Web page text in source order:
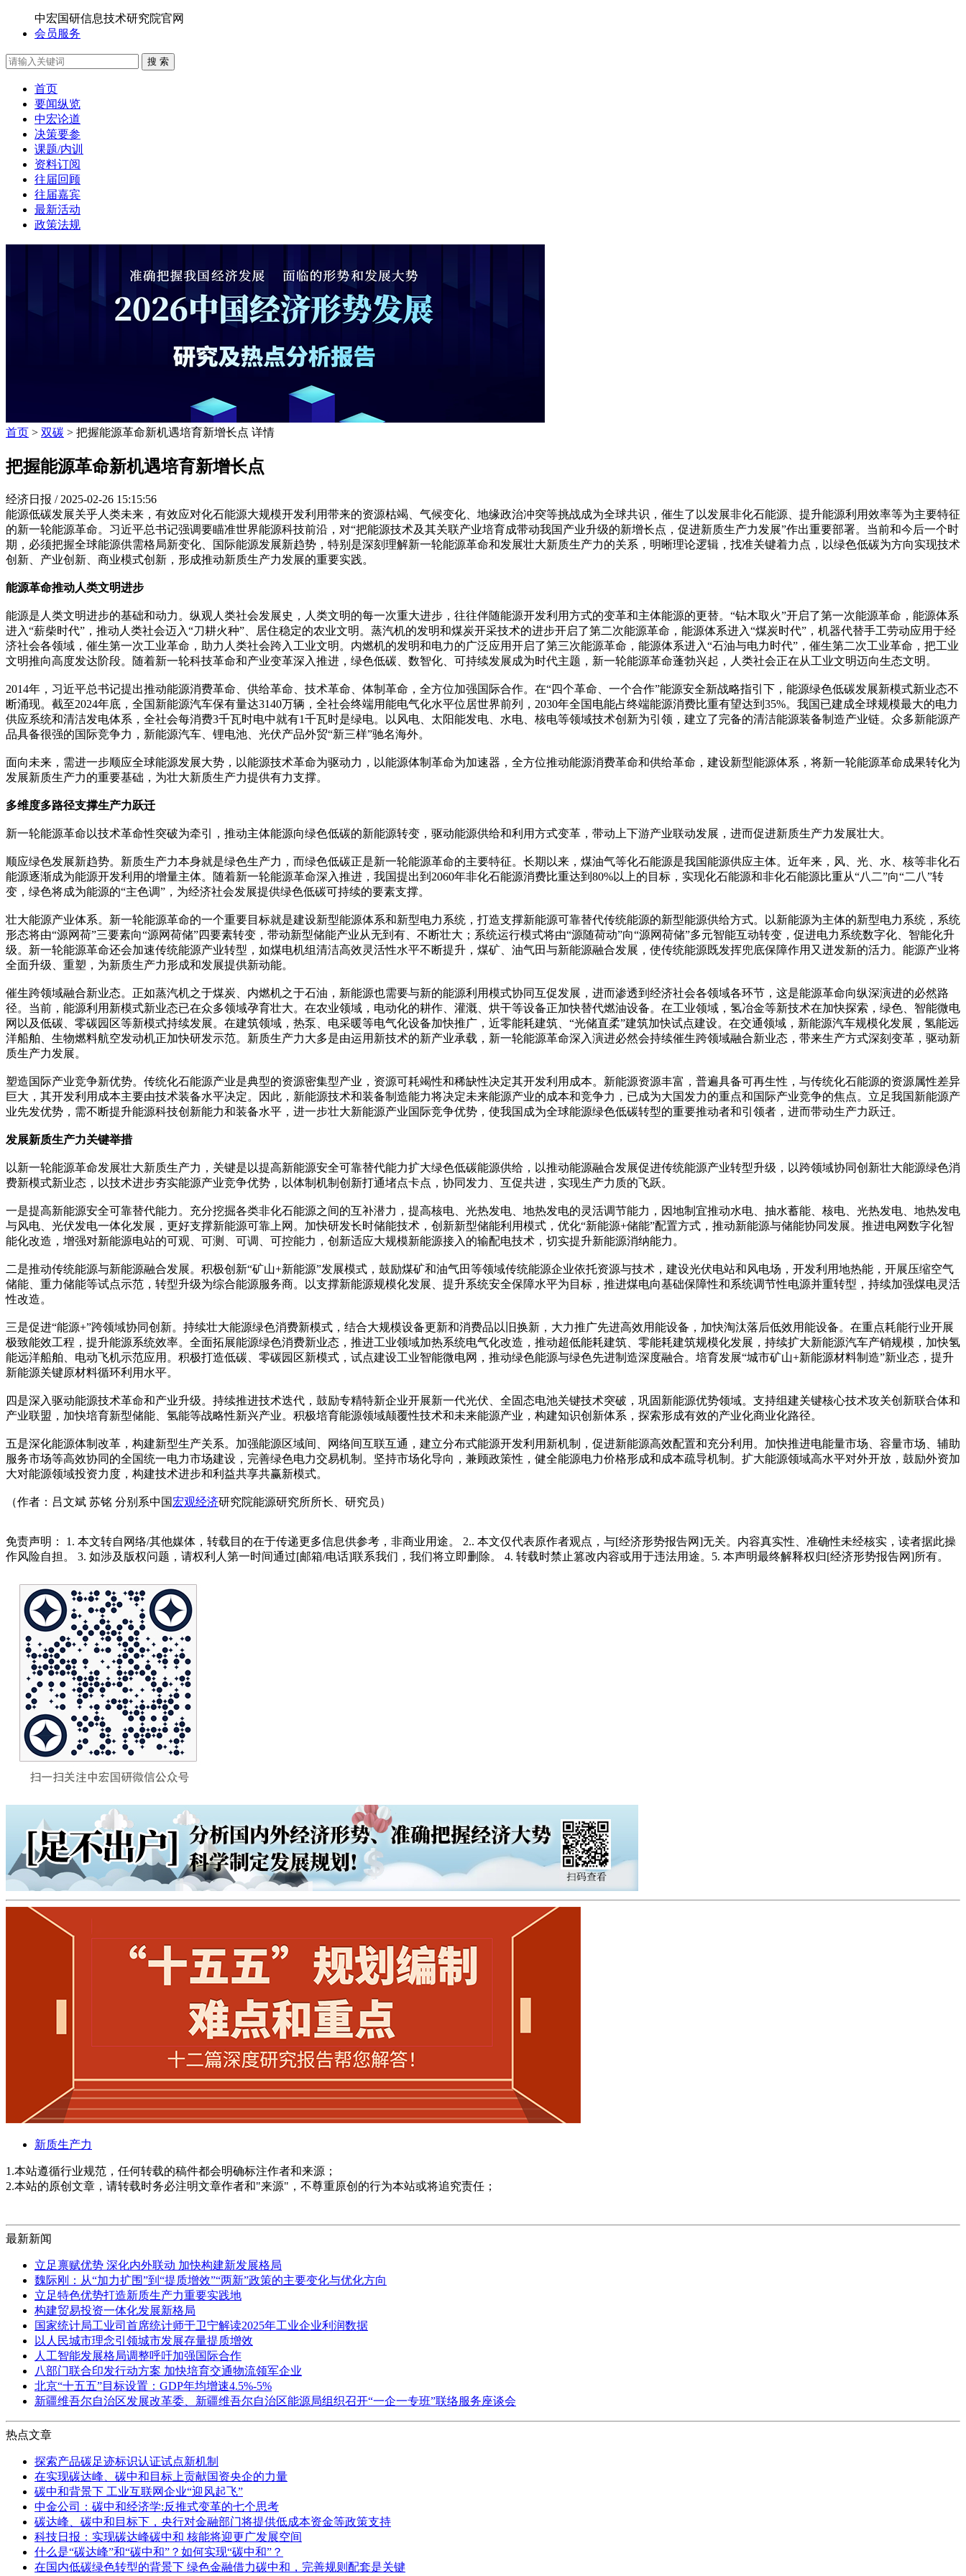
中宏国研信息技术研究院官网
会员服务
搜 索
首页
要闻纵览
中宏论道
决策要参
课题/内训
资料订阅
往届回顾
往届嘉宾
最新活动
政策法规
首页 > 双碳 > 把握能源革命新机遇培育新增长点 详情
把握能源革命新机遇培育新增长点
经济日报 / 2025-02-26 15:15:56
能源低碳发展关乎人类未来，有效应对化石能源大规模开发利用带来的资源枯竭、气候变化、地缘政治冲突等挑战成为全球共识，催生了以发展非化石能源、提升能源利用效率等为主要特征
的新一轮能源革命。习近平总书记强调要瞄准世界能源科技前沿，对“把能源技术及其关联产业培育成带动我国产业升级的新增长点，促进新质生产力发展”作出重要部署。当前和今后一个时
期，必须把握全球能源供需格局新变化、国际能源发展新趋势，特别是深刻理解新一轮能源革命和发展壮大新质生产力的关系，明晰理论逻辑，找准关键着力点，以绿色低碳为方向实现技术
创新、产业创新、商业模式创新，形成推动新质生产力发展的重要实践。
能源革命推动人类文明进步
能源是人类文明进步的基础和动力。纵观人类社会发展史，人类文明的每一次重大进步，往往伴随能源开发利用方式的变革和主体能源的更替。“钻木取火”开启了第一次能源革命，能源体系
进入“薪柴时代”，推动人类社会迈入“刀耕火种”、居住稳定的农业文明。蒸汽机的发明和煤炭开采技术的进步开启了第二次能源革命，能源体系进入“煤炭时代”，机器代替手工劳动应用于经
济社会各领域，催生第一次工业革命，助力人类社会跨入工业文明。内燃机的发明和电力的广泛应用开启了第三次能源革命，能源体系进入“石油与电力时代”，催生第二次工业革命，把工业
文明推向高度发达阶段。随着新一轮科技革命和产业变革深入推进，绿色低碳、数智化、可持续发展成为时代主题，新一轮能源革命蓬勃兴起，人类社会正在从工业文明迈向生态文明。
2014年，习近平总书记提出推动能源消费革命、供给革命、技术革命、体制革命，全方位加强国际合作。在“四个革命、一个合作”能源安全新战略指引下，能源绿色低碳发展新模式新业态不
断涌现。截至2024年底，全国新能源汽车保有量达3140万辆，全社会终端用能电气化水平位居世界前列，2030年全国电能占终端能源消费比重有望达到35%。我国已建成全球规模最大的电力
供应系统和清洁发电体系，全社会每消费3千瓦时电中就有1千瓦时是绿电。以风电、太阳能发电、水电、核电等领域技术创新为引领，建立了完备的清洁能源装备制造产业链。众多新能源产
品具备很强的国际竞争力，新能源汽车、锂电池、光伏产品外贸“新三样”驰名海外。
面向未来，需进一步顺应全球能源发展大势，以能源技术革命为驱动力，以能源体制革命为加速器，全方位推动能源消费革命和供给革命，建设新型能源体系，将新一轮能源革命成果转化为
发展新质生产力的重要基础，为壮大新质生产力提供有力支撑。
多维度多路径支撑生产力跃迁
新一轮能源革命以技术革命性突破为牵引，推动主体能源向绿色低碳的新能源转变，驱动能源供给和利用方式变革，带动上下游产业联动发展，进而促进新质生产力发展壮大。
顺应绿色发展新趋势。新质生产力本身就是绿色生产力，而绿色低碳正是新一轮能源革命的主要特征。长期以来，煤油气等化石能源是我国能源供应主体。近年来，风、光、水、核等非化石
能源逐渐成为能源开发利用的增量主体。随着新一轮能源革命深入推进，我国提出到2060年非化石能源消费比重达到80%以上的目标，实现化石能源和非化石能源比重从“八二”向“二八”转
变，绿色将成为能源的“主色调”，为经济社会发展提供绿色低碳可持续的要素支撑。
壮大能源产业体系。新一轮能源革命的一个重要目标就是建设新型能源体系和新型电力系统，打造支撑新能源可靠替代传统能源的新型能源供给方式。以新能源为主体的新型电力系统，系统
形态将由“源网荷”三要素向“源网荷储”四要素转变，带动新型储能产业从无到有、不断壮大；系统运行模式将由“源随荷动”向“源网荷储”多元智能互动转变，促进电力系统数字化、智能化升
级。新一轮能源革命还会加速传统能源产业转型，如煤电机组清洁高效灵活性水平不断提升，煤矿、油气田与新能源融合发展，使传统能源既发挥兜底保障作用又迸发新的活力。能源产业将
全面升级、重塑，为新质生产力形成和发展提供新动能。
催生跨领域融合新业态。正如蒸汽机之于煤炭、内燃机之于石油，新能源也需要与新的能源利用模式协同互促发展，进而渗透到经济社会各领域各环节，这是能源革命向纵深演进的必然路
径。当前，能源利用新模式新业态已在众多领域孕育壮大。在农业领域，电动化的耕作、灌溉、烘干等设备正加快替代燃油设备。在工业领域，氢冶金等新技术在加快探索，绿色、智能微电
网以及低碳、零碳园区等新模式持续发展。在建筑领域，热泵、电采暖等电气化设备加快推广，近零能耗建筑、“光储直柔”建筑加快试点建设。在交通领域，新能源汽车规模化发展，氢能远
洋船舶、生物燃料航空发动机正加快研发示范。新质生产力大多是由运用新技术的新产业承载，新一轮能源革命深入演进必然会持续催生跨领域融合新业态，带来生产方式深刻变革，驱动新
质生产力发展。
塑造国际产业竞争新优势。传统化石能源产业是典型的资源密集型产业，资源可耗竭性和稀缺性决定其开发利用成本。新能源资源丰富，普遍具备可再生性，与传统化石能源的资源属性差异
巨大，其开发利用成本主要由技术装备水平决定。因此，新能源技术和装备制造能力将决定未来能源产业的成本和竞争力，已成为大国发力的重点和国际产业竞争的焦点。立足我国新能源产
业先发优势，需不断提升能源科技创新能力和装备水平，进一步壮大新能源产业国际竞争优势，使我国成为全球能源绿色低碳转型的重要推动者和引领者，进而带动生产力跃迁。
发展新质生产力关键举措
以新一轮能源革命发展壮大新质生产力，关键是以提高新能源安全可靠替代能力扩大绿色低碳能源供给，以推动能源融合发展促进传统能源产业转型升级，以跨领域协同创新壮大能源绿色消
费新模式新业态，以技术进步夯实能源产业竞争优势，以体制机制创新打通堵点卡点，协同发力、互促共进，实现生产力质的飞跃。
一是提高新能源安全可靠替代能力。充分挖掘各类非化石能源之间的互补潜力，提高核电、光热发电、地热发电的灵活调节能力，因地制宜推动水电、抽水蓄能、核电、光热发电、地热发电
与风电、光伏发电一体化发展，更好支撑新能源可靠上网。加快研发长时储能技术，创新新型储能利用模式，优化“新能源+储能”配置方式，推动新能源与储能协同发展。推进电网数字化智
能化改造，增强对新能源电站的可观、可测、可调、可控能力，创新适应大规模新能源接入的输配电技术，切实提升新能源消纳能力。
二是推动传统能源与新能源融合发展。积极创新“矿山+新能源”发展模式，鼓励煤矿和油气田等领域传统能源企业依托资源与技术，建设光伏电站和风电场，开发利用地热能，开展压缩空气
储能、重力储能等试点示范，转型升级为综合能源服务商。以支撑新能源规模化发展、提升系统安全保障水平为目标，推进煤电向基础保障性和系统调节性电源并重转型，持续加强煤电灵活
性改造。
三是促进“能源+”跨领域协同创新。持续壮大能源绿色消费新模式，结合大规模设备更新和消费品以旧换新，大力推广先进高效用能设备，加快淘汰落后低效用能设备。在重点耗能行业开展
极致能效工程，提升能源系统效率。全面拓展能源绿色消费新业态，推进工业领域加热系统电气化改造，推动超低能耗建筑、零能耗建筑规模化发展，持续扩大新能源汽车产销规模，加快氢
能远洋船舶、电动飞机示范应用。积极打造低碳、零碳园区新模式，试点建设工业智能微电网，推动绿色能源与绿色先进制造深度融合。培育发展“城市矿山+新能源材料制造”新业态，提升
新能源关键原材料循环利用水平。
四是深入驱动能源技术革命和产业升级。持续推进技术迭代，鼓励专精特新企业开展新一代光伏、全固态电池关键技术突破，巩固新能源优势领域。支持组建关键核心技术攻关创新联合体和
产业联盟，加快培育新型储能、氢能等战略性新兴产业。积极培育能源领域颠覆性技术和未来能源产业，构建知识创新体系，探索形成有效的产业化商业化路径。
五是深化能源体制改革，构建新型生产关系。加强能源区域间、网络间互联互通，建立分布式能源开发利用新机制，促进新能源高效配置和充分利用。加快推进电能量市场、容量市场、辅助
服务市场等高效协同的全国统一电力市场建设，完善绿色电力交易机制。坚持市场化导向，兼顾政策性，健全能源电力价格形成和成本疏导机制。扩大能源领域高水平对外开放，鼓励外资加
大对能源领域投资力度，构建技术进步和利益共享共赢新模式。
（作者：吕文斌 苏铭 分别系中国宏观经济研究院能源研究所所长、研究员）
免责声明： 1. 本文转自网络/其他媒体，转载目的在于传递更多信息供参考，非商业用途。 2.. 本文仅代表原作者观点，与[经济形势报告网]无关。内容真实性、准确性未经核实，读者据此操
作风险自担。 3. 如涉及版权问题，请权利人第一时间通过[邮箱/电话]联系我们，我们将立即删除。 4. 转载时禁止篡改内容或用于违法用途。5. 本声明最终解释权归[经济形势报告网]所有。
新质生产力
1.本站遵循行业规范，任何转载的稿件都会明确标注作者和来源；
2.本站的原创文章，请转载时务必注明文章作者和"来源"，不尊重原创的行为本站或将追究责任；
最新新闻
立足禀赋优势 深化内外联动 加快构建新发展格局
魏际刚：从“加力扩围”到“提质增效”“两新”政策的主要变化与优化方向
立足特色优势打造新质生产力重要实践地
构建贸易投资一体化发展新格局
国家统计局工业司首席统计师于卫宁解读2025年工业企业利润数据
以人民城市理念引领城市发展存量提质增效
人工智能发展格局调整呼吁加强国际合作
八部门联合印发行动方案 加快培育交通物流领军企业
北京“十五五”目标设置：GDP年均增速4.5%-5%
新疆维吾尔自治区发展改革委、新疆维吾尔自治区能源局组织召开“一企一专班”联络服务座谈会
热点文章
探索产品碳足迹标识认证试点新机制
在实现碳达峰、碳中和目标上贡献国资央企的力量
碳中和背景下 工业互联网企业“迎风起飞”
中金公司：碳中和经济学:反推式变革的七个思考
碳达峰、碳中和目标下，央行对金融部门将提供低成本资金等政策支持
科技日报：实现碳达峰碳中和 核能将迎更广发展空间
什么是“碳达峰”和“碳中和”？如何实现“碳中和”？
在国内低碳绿色转型的背景下 绿色金融借力碳中和，完善规则配套是关键